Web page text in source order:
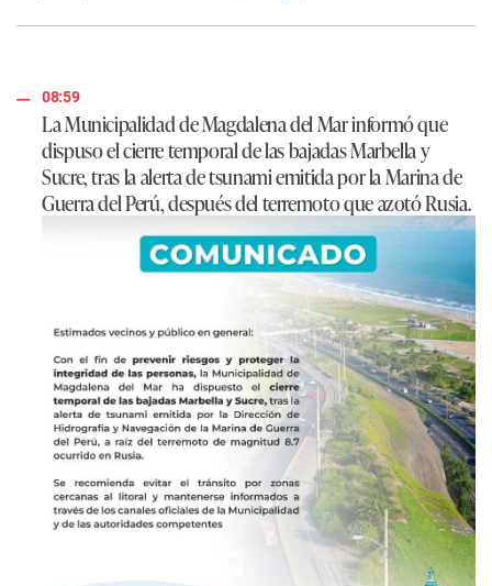
08:59
LaMunicipalidad de Magdalena del Marinformó que
dispuso el cierre temporal de las bajadasMarbella y
Sucre, tras la alerta de tsunami emitida por la Marina de
Guerra del Perú, después del terremoto que azotó Rusia.